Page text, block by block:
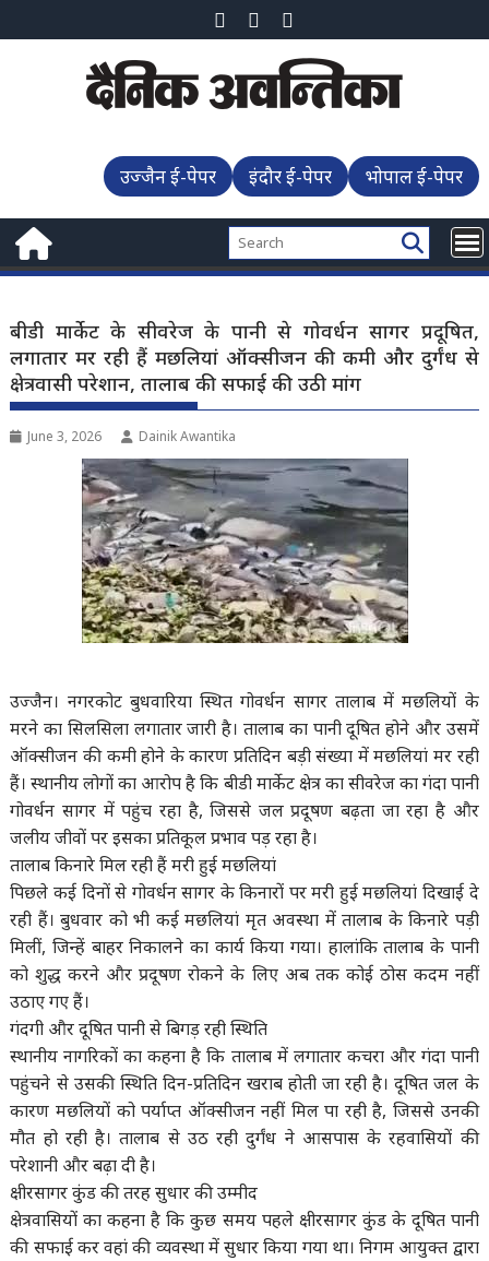
to
उज्जैन ई-पेपर इंदौर ई-पेपर भोपाल ई-पेपर
बीडी मार्केट के सीवरेज के पानी से गोवर्धन सागर प्रदूषित,
लगातार मर रही हैं मछलियां ऑक्सीजन की कमी और दुर्गंध से
क्षेत्रवासी परेशान, तालाब की सफाई की उठी मांग
June 3, 2026 Dainik Awantika
उज्जैन। नगरकोट बुधवारिया स्थित गोवर्धन सागर तालाब में मछलियों के
मरने का सिलसिला लगातार जारी है। तालाब का पानी दूषित होने और उसमें
ऑक्सीजन की कमी होने के कारण प्रतिदिन बड़ी संख्या में मछलियां मर रही
हैं। स्थानीय लोगों का आरोप है कि बीडी मार्केट क्षेत्र का सीवरेज का गंदा पानी
गोवर्धन सागर में पहुंच रहा है, जिससे जल प्रदूषण बढ़ता जा रहा है और
जलीय जीवों पर इसका प्रतिकूल प्रभाव पड़ रहा है।
तालाब किनारे मिल रही हैं मरी हुई मछलियां
पिछले कई दिनों से गोवर्धन सागर के किनारों पर मरी हुई मछलियां दिखाई दे
रही हैं। बुधवार को भी कई मछलियां मृत अवस्था में तालाब के किनारे पड़ी
मिलीं, जिन्हें बाहर निकालने का कार्य किया गया। हालांकि तालाब के पानी
को शुद्ध करने और प्रदूषण रोकने के लिए अब तक कोई ठोस कदम नहीं
उठाए गए हैं।
गंदगी और दूषित पानी से बिगड़ रही स्थिति
स्थानीय नागरिकों का कहना है कि तालाब में लगातार कचरा और गंदा पानी
पहुंचने से उसकी स्थिति दिन-प्रतिदिन खराब होती जा रही है। दूषित जल के
कारण मछलियों को पर्याप्त ऑक्सीजन नहीं मिल पा रही है, जिससे उनकी
मौत हो रही है। तालाब से उठ रही दुर्गंध ने आसपास के रहवासियों की
परेशानी और बढ़ा दी है।
क्षीरसागर कुंड की तरह सुधार की उम्मीद
क्षेत्रवासियों का कहना है कि कुछ समय पहले क्षीरसागर कुंड के दूषित पानी
की सफाई कर वहां की व्यवस्था में सुधार किया गया था। निगम आयुक्त द्वारा